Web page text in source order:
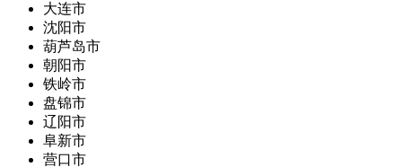
大连市
沈阳市
葫芦岛市
朝阳市
铁岭市
盘锦市
辽阳市
阜新市
营口市